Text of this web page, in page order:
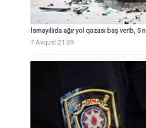
İsmayıllıda ağır yol qəzası baş verib, 5
7 Avqust 21:39